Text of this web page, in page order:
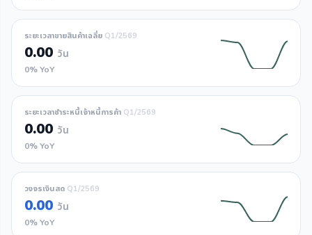
ระยะเวลาขายสินค้าเฉลี่ย Q1/2569
0.00 วัน
0% YoY
ระยะเวลาชำระหนี้เจ้าหนี้การค้า Q1/2569
0.00 วัน
0% YoY
วงจรเงินสด Q1/2569
0.00 วัน
0% YoY